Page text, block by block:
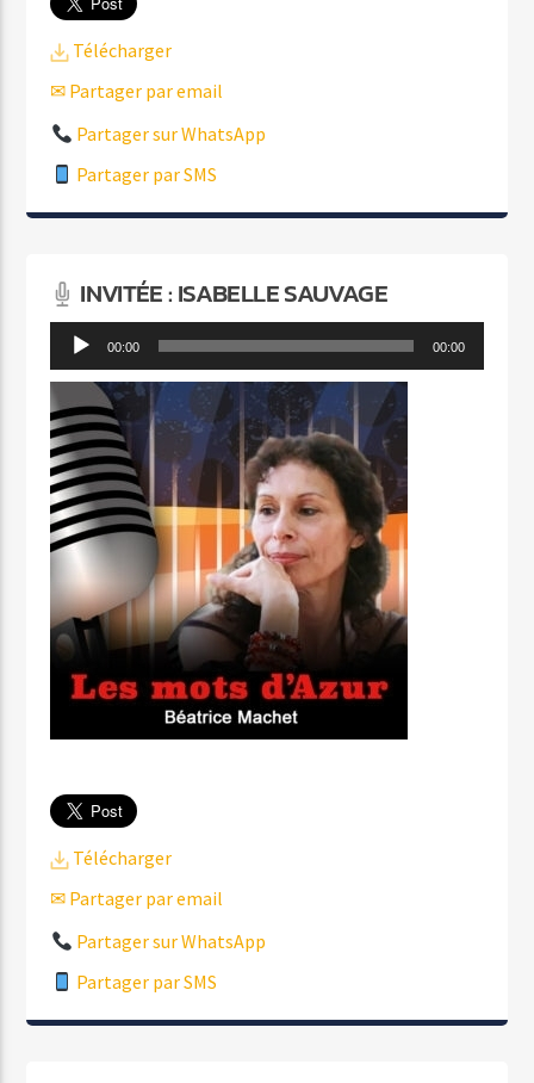
Télécharger
✉ Partager par email
Partager sur WhatsApp
Partager par SMS
INVITÉE : ISABELLE SAUVAGE
Lecteur
audio
00:00 00:00
Télécharger
✉ Partager par email
Partager sur WhatsApp
Partager par SMS